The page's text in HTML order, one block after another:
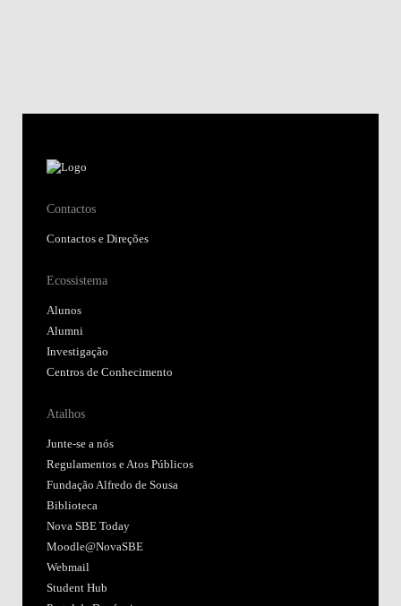
Contactos
Contactos e Direções
Ecossistema
Alunos
Alumni
Investigação
Centros de Conhecimento
Atalhos
Junte-se a nós
Regulamentos e Atos Públicos
Fundação Alfredo de Sousa
Biblioteca
Nova SBE Today
Moodle@NovaSBE
Webmail
Student Hub